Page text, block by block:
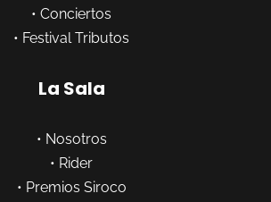
• Conciertos
• Festival Tributos
La Sala
• Nosotros
• Rider
• Premios Siroco